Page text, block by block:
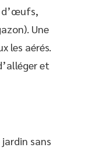
d’œufs,
Une
les aérés.
et
sans